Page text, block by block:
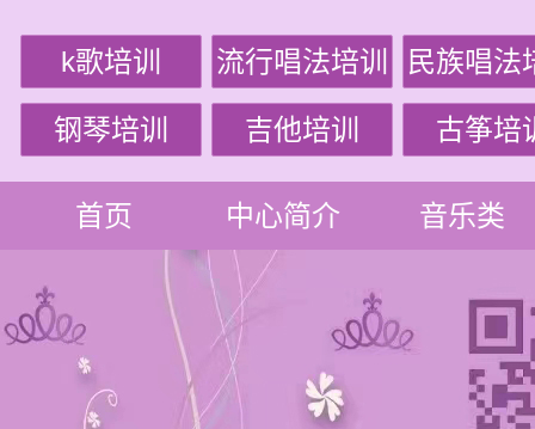
k歌培训 流行唱法培训 民族唱法
钢琴培训 吉他培训 古筝培
首页 中心简介 音乐类